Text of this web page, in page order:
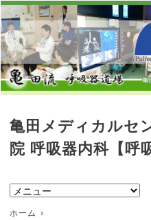
亀田メディカルセ
院 呼吸器内科【呼
ホーム